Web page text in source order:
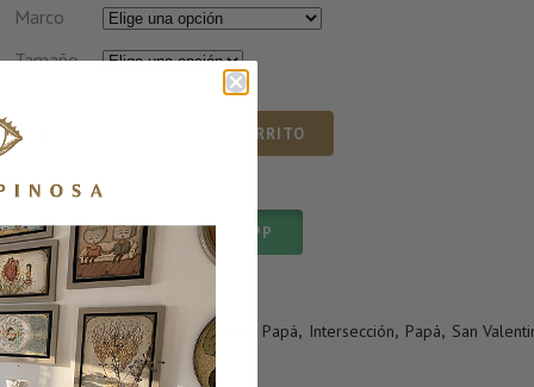
Marco
Tamaño
AÑADIR AL CARRITO
CONSULTA POR WHATSAPP
SKU:ELLUGARII
CATEGORÍAS:Grabados Grabados Papá, Intersección, Papá, San